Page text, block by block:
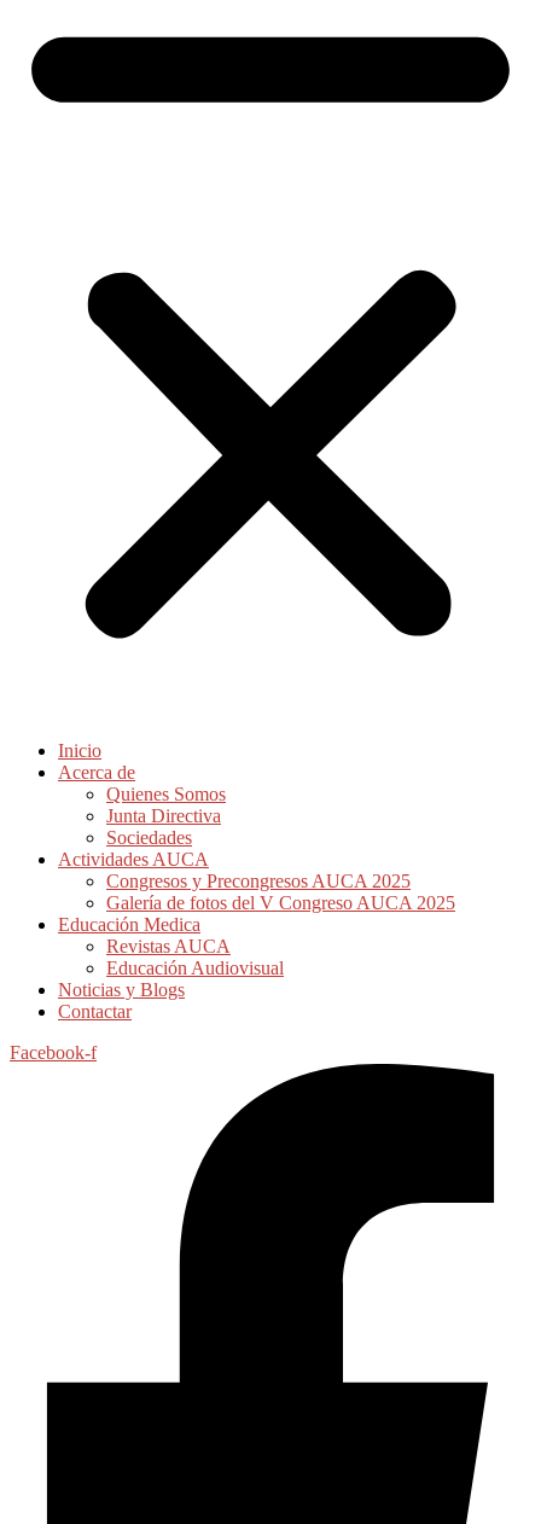
Inicio
Acerca de
Quienes Somos
Junta Directiva
Sociedades
Actividades AUCA
Congresos y Precongresos AUCA 2025
Galería de fotos del V Congreso AUCA 2025
Educación Medica
Revistas AUCA
Educación Audiovisual
Noticias y Blogs
Contactar
Facebook-f